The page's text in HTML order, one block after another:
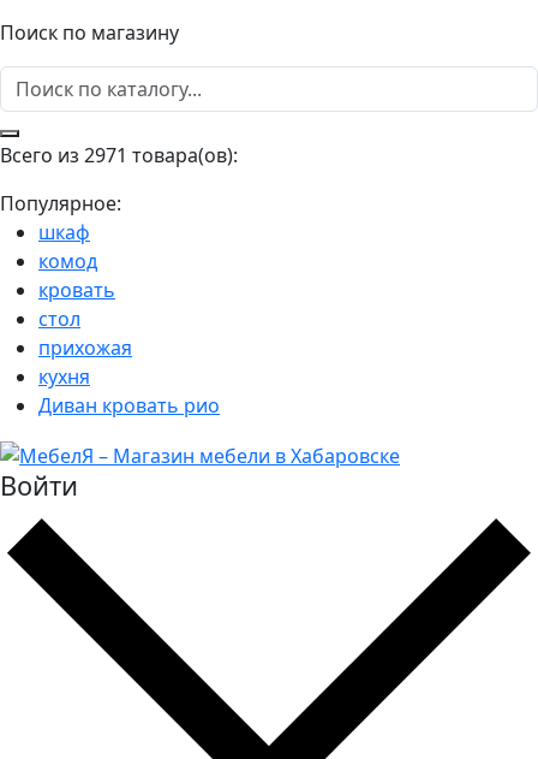
Поиск по магазину
Всего из 2971 товара(ов):
Популярное:
шкаф
комод
кровать
стол
прихожая
кухня
Диван кровать рио
Войти